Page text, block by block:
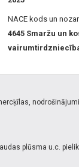
NACE kods un
4645 Smaržu un
plūsma u.c.